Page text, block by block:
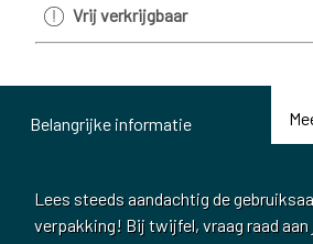
Vrij verkrijgbaar
Belangrijke informatie
Lees steeds aandachtig de
verpakking! Bij twijfel, vraag raad